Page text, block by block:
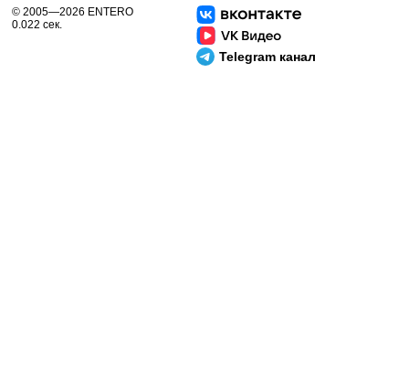
Telegram канал
© 2005—2026 ENTERO
0.022 сек.